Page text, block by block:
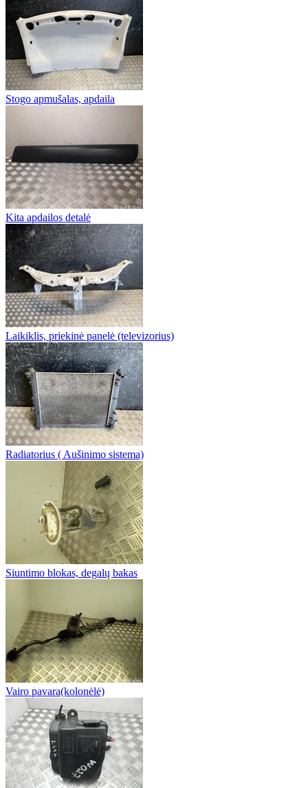
Stogo apmušalas, apdaila
Kita apdailos detalė
Laikiklis, priekinė panelė (televizorius)
Radiatorius ( Aušinimo sistema)
Siuntimo blokas, degalų bakas
Vairo pavara(kolonėlė)